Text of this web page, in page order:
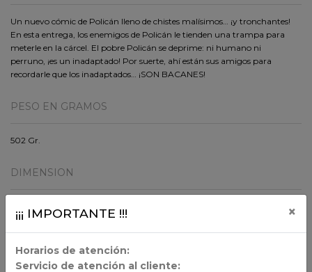
Un nuevo cómic de Policán lleno de chistes malísimos… ¡y tronchantes!
En esta entrega, los enemigos de Policán le tienden una trampa para
meterle en la cárcel. El pobre Policán se deprime: ni humano ni
perruno, ¡es un inadaptado! Por suerte, ahí están sus amigos para
recordarle que los inadaptados… ¡SON BACANES!
PESO EN GRAMOS
502 Gr.
DIMENSION
¡¡¡ IMPORTANTE !!! ×
Horarios de atención:
Servicio de atención al cliente: